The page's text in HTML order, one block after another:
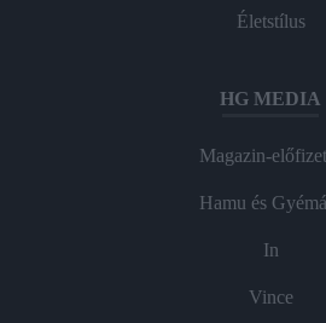
Életstílus
HG MEDIA
Magazin-
Hamu és
In
Vince